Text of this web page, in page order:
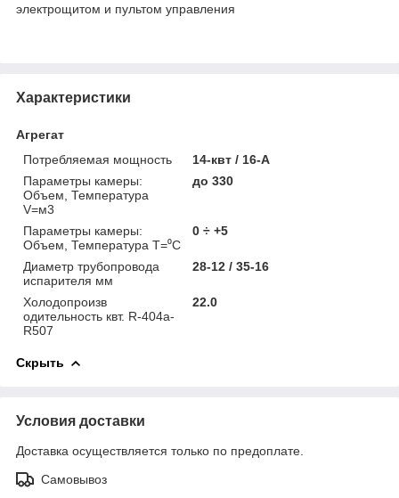
электрощитом и пультом управления
Характеристики
Агрегат
Потребляемая мощность
14-квт / 16-A
Параметры камеры:
Объем, Температура
V=м3
до 330
Параметры камеры:
Объем, Температура Т=⁰С
0 ÷ +5
Диаметр трубопровода
испарителя мм
28-12 / 35-16
Холодопроизв
одительность квт. R-404a-
R507
22.0
Скрыть
Условия доставки
Доставка осуществляется только по предоплате.
Самовывоз